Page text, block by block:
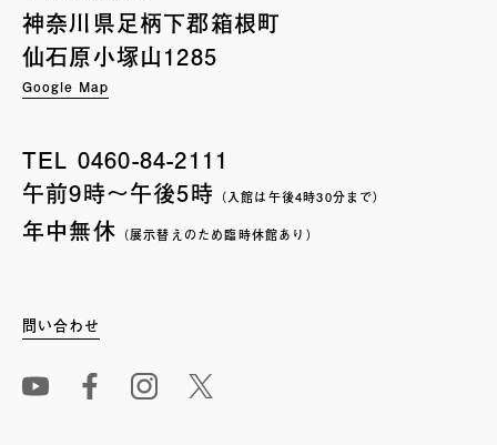
神奈川県足柄下郡箱根町
仙石原小塚山1285
Google Map
TEL 0460-84-2111
午前9時〜午後5時 （入館は午後4時30分まで）
年中無休 （展示替えのため臨時休館あり）
問い合わせ